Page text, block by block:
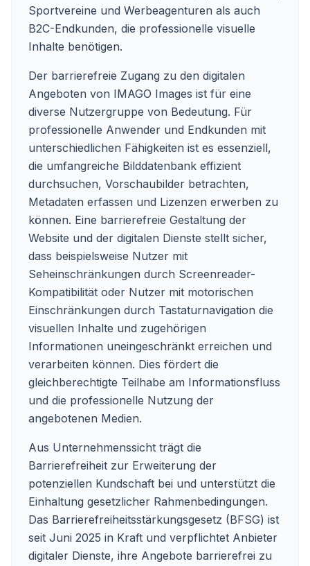
Sportvereine und Werbeagenturen als auch
B2C-Endkunden, die professionelle visuelle
Inhalte benötigen.
Der barrierefreie Zugang zu den digitalen
Angeboten von IMAGO Images ist für eine
diverse Nutzergruppe von Bedeutung. Für
professionelle Anwender und Endkunden mit
unterschiedlichen Fähigkeiten ist es essenziell,
die umfangreiche Bilddatenbank effizient
durchsuchen, Vorschaubilder betrachten,
Metadaten erfassen und Lizenzen erwerben zu
können. Eine barrierefreie Gestaltung der
Website und der digitalen Dienste stellt sicher,
dass beispielsweise Nutzer mit
Seheinschränkungen durch Screenreader-
Kompatibilität oder Nutzer mit motorischen
Einschränkungen durch Tastaturnavigation die
visuellen Inhalte und zugehörigen
Informationen uneingeschränkt erreichen und
verarbeiten können. Dies fördert die
gleichberechtigte Teilhabe am Informationsfluss
und die professionelle Nutzung der
angebotenen Medien.
Aus Unternehmenssicht trägt die
Barrierefreiheit zur Erweiterung der
potenziellen Kundschaft bei und unterstützt die
Einhaltung gesetzlicher Rahmenbedingungen.
Das Barrierefreiheitsstärkungsgesetz (BFSG) ist
seit Juni 2025 in Kraft und verpflichtet Anbieter
digitaler Dienste, ihre Angebote barrierefrei zu